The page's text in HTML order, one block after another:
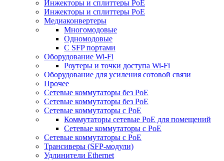
Инжекторы и сплиттеры PoE
Инжекторы и сплиттеры РоЕ
Медиаконвертеры
Многомодовые
Одномодовые
С SFP портами
Оборудование Wi-Fi
Роутеры и точки доступа Wi-Fi
Оборудование для усиления сотовой связи
Прочее
Сетевые коммутаторы без PoE
Сетевые коммутаторы без РоЕ
Сетевые коммутаторы с PoE
Коммутаторы сетевые PoE для помещений
Сетевые коммутаторы с PoE
Сетевые коммутаторы с РоЕ
Трансиверы (SFP-модули)
Удлинители Ethernet